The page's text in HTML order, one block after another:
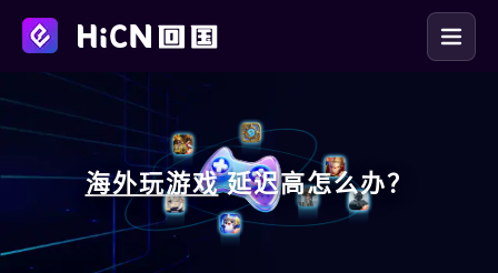
海外玩游戏 延迟高怎么办？